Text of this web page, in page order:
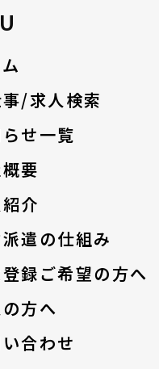
事/求人検索
らせ一覧
要
介
派遣の仕組み
登録ご希望の方へ
方へ
合わせ